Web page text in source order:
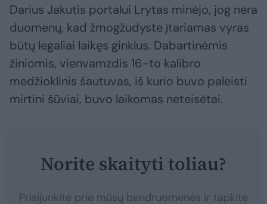
Darius Jakutis portalui Lrytas minėjo, jog nėra
duomenų, kad žmogžudyste įtariamas vyras
būtų legaliai laikęs ginklus. Dabartinėmis
žiniomis, vienvamzdis 16-to kalibro
medžioklinis šautuvas, iš kurio buvo paleisti
mirtini šūviai, buvo laikomas neteisėtai.
Norite skaityti toliau?
Prisijunkite prie mūsų bendruomenės ir tapkite